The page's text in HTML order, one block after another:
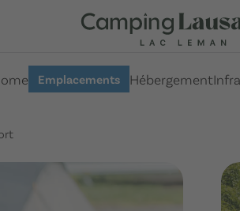
Emplacements Hébergement